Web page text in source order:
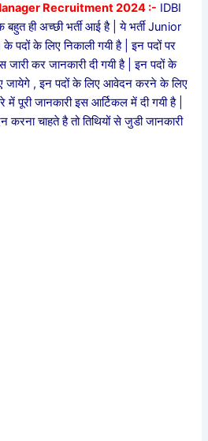
Recruitment 2024 :- IDBI
ही अच्छी भर्ती आई है | ये भर्ती Junior
के लिए निकाली गयी है | इन पदों पर
जारी कर जानकारी दी गयी है | इन पदों के
, इन पदों के लिए आवेदन करने के लिए
में पूरी जानकारी इस आर्टिकल में दी गयी है |
चाहते है तो तिथियों से जुडी जानकारी